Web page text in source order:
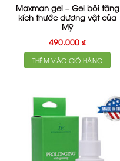
Maxman gel – Gel bôi tăng
kích thước dương vật của
Mỹ
490.000 ₫
THÊM VÀO GIỎ HÀNG